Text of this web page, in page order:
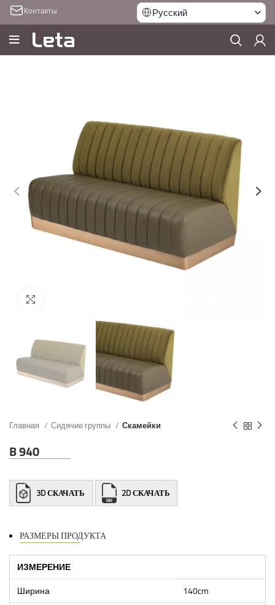
Контакты Русский
Главная Сидячие группы Скамейки
B 940
3D СКАЧАТЬ 2D СКАЧАТЬ
РАЗМЕРЫ ПРОДУКТА
ИЗМЕРЕНИЕ
Ширина
140cm